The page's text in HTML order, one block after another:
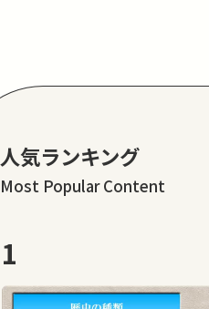
人気ランキング
Most Popular Content
1